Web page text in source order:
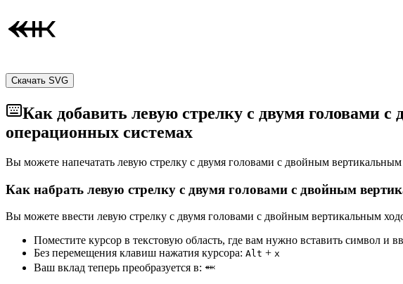
Скачать SVG
Как добавить левую стрелку с двумя головами
операционных системах
Вы можете напечатать левую стрелку с двумя головами с двойным
Как набрать левую стрелку с двумя головами с двойным
Вы можете ввести левую стрелку с двумя головами с двойным вертикальным
Поместите курсор в текстовую область, где вам нужно вставить символ и
Без перемещения клавиш нажатия курсора: Alt + x
Ваш вклад теперь преобразуется в: ⬽